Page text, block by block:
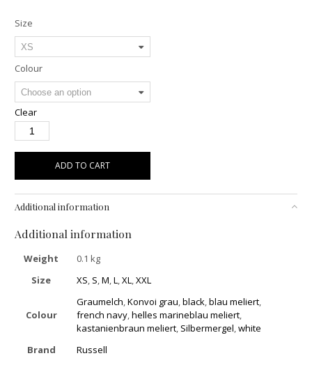
Size
Colour
Clear
ADD TO CART
Additional information
Additional information
Weight
0.1 kg
Size
XS S ,M ,L ,XL ,XXL
Colour
Graumelch ,Konvoi grau ,black ,blau meliert
french navy ,helles marineblau meliert
kastanienbraun meliert Silbermergel ,white
Brand
Russell